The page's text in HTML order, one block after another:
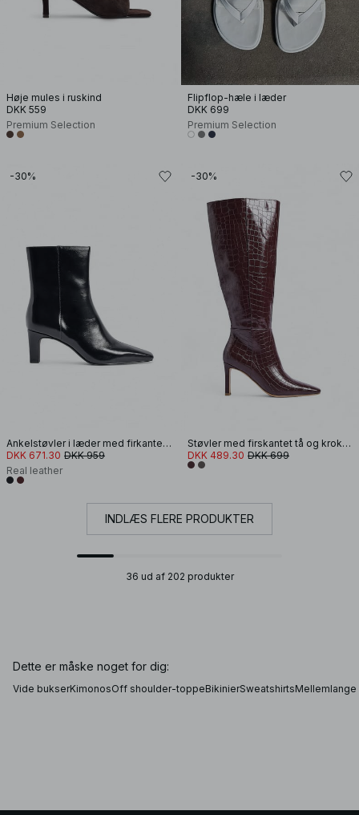
Høje mules i ruskind
DKK 559
Premium Selection
Flipflop-hæle i læder
DKK 699
Premium Selection
-30%
Ankelstøvler i læder med firkantet tå
DKK 671.30 DKK 959
Real leather
-30%
Støvler med firskantet tå og krokodillemønster
DKK 489.30 DKK 699
INDLÆS FLERE PRODUKTER
36 ud af 202 produkter
Dette er måske noget for dig:
Vide bukserKimonosOff shoulder-toppeBikinierSweatshirts